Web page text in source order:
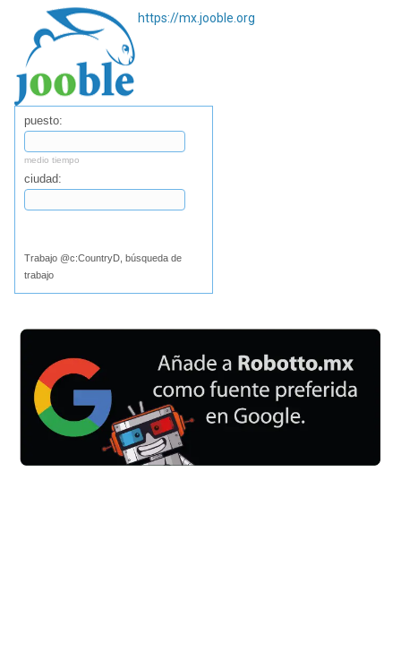
https://mx.jooble.org
puesto:
medio tiempo
ciudad:
Trabajo @c:CountryD, búsqueda de
trabajo